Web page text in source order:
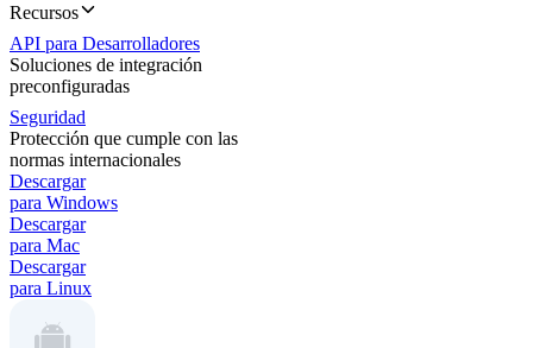
Recursos
API para Desarrolladores
Soluciones de integración
preconfiguradas
Seguridad
Protección que cumple con las
normas internacionales
Descargar
para Windows
Descargar
para Mac
Descargar
para Linux